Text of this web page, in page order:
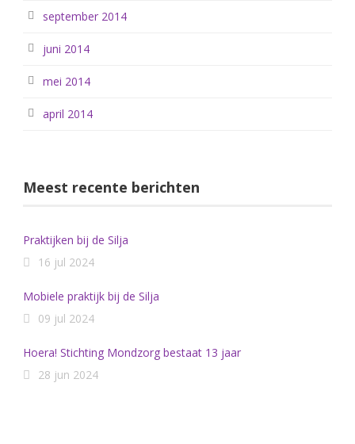
september 2014
juni 2014
mei 2014
april 2014
Meest recente berichten
Praktijken bij de Silja
16 jul 2024
Mobiele praktijk bij de Silja
09 jul 2024
Hoera! Stichting Mondzorg bestaat 13 jaar
28 jun 2024